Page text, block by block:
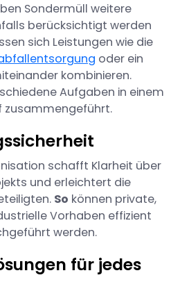
Sondermüll weitere
berücksichtigt werden
sich Leistungen wie die
oder ein
kombinieren.
Aufgaben in einem
zusammengeführt.
schafft Klarheit über
und erleichtert die
So können private,
Vorhaben effizient
werden.
für jedes